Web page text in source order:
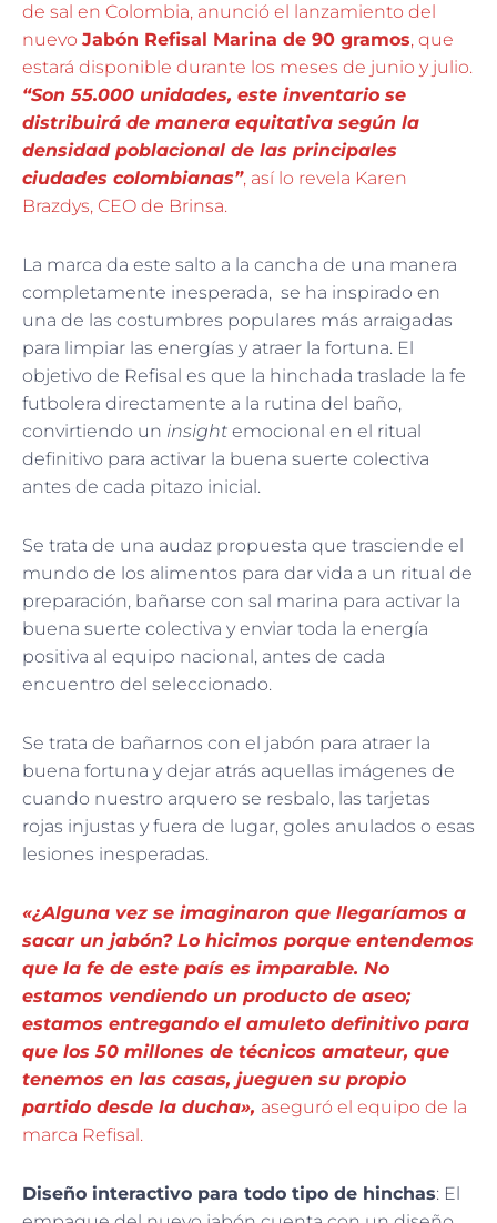
de sal en Colombia, anunció el lanzamiento del
nuevo Jabón Refisal Marina de 90 gramos, que
estará disponible durante los meses de junio y julio.
“Son 55.000 unidades, este inventario se
distribuirá de manera equitativa según la
densidad poblacional de las principales
ciudades colombianas”, así lo revela Karen
Brazdys, CEO de Brinsa.
La marca da este salto a la cancha de una manera
completamente inesperada, se ha inspirado en
una de las costumbres populares más arraigadas
para limpiar las energías y atraer la fortuna. El
objetivo de Refisal es que la hinchada traslade la fe
futbolera directamente a la rutina del baño,
convirtiendo un insight emocional en el ritual
definitivo para activar la buena suerte colectiva
antes de cada pitazo inicial.
Se trata de una audaz propuesta que trasciende el
mundo de los alimentos para dar vida a un ritual de
preparación, bañarse con sal marina para activar la
buena suerte colectiva y enviar toda la energía
positiva al equipo nacional, antes de cada
encuentro del seleccionado.
Se trata de bañarnos con el jabón para atraer la
buena fortuna y dejar atrás aquellas imágenes de
cuando nuestro arquero se resbalo, las tarjetas
rojas injustas y fuera de lugar, goles anulados o esas
lesiones inesperadas.
«¿Alguna vez se imaginaron que llegaríamos a
sacar un jabón? Lo hicimos porque entendemos
que la fe de este país es imparable. No
estamos vendiendo un producto de aseo;
estamos entregando el amuleto definitivo para
que los 50 millones de técnicos amateur, que
tenemos en las casas, jueguen su propio
partido desde la ducha», aseguró el equipo de la
marca Refisal.
Diseño interactivo para todo tipo de hinchas: El